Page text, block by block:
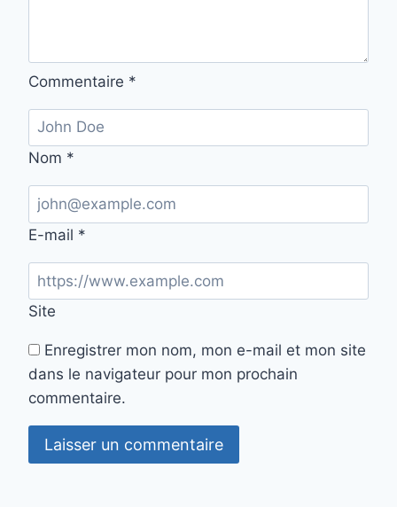
Commentaire *
Nom *
E-mail *
Site
Enregistrer mon nom, mon e-mail et mon site
dans le navigateur pour mon prochain
commentaire.